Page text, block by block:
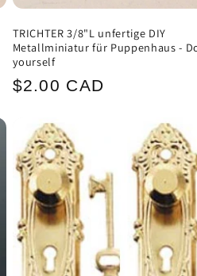
TRICHTER 3/8"L unfertige DIY
Metallminiatur für Puppenhaus -
yourself
Normaler
$2.00 CAD